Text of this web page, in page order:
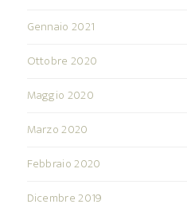
Gennaio 2021
Ottobre 2020
Maggio 2020
Marzo 2020
Febbraio 2020
Dicembre 2019